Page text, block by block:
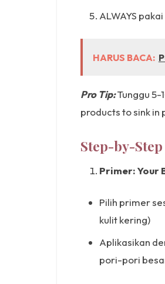
ALWAYS
HARUS BACA:
Pro Tip:Tunggu
products to sink in
Step-by-
Primer: Your
Pilih primer
kulit kering)
Aplikasikan
pori-pori